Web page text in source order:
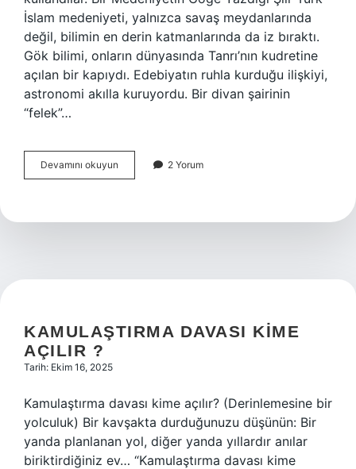
İslam medeniyeti, yalnızca savaş meydanlarında
değil, bilimin en derin katmanlarında da iz bıraktı.
Gök bilimi, onların dünyasında Tanrı’nın kudretine
açılan bir kapıydı. Edebiyatın ruhla kurduğu ilişkiyi,
astronomi akılla kuruyordu. Bir divan şairinin
“felek”…
Devamını okuyun
islam
kimlerdir
2 Yorum
KAMULAŞTIRMA DAVASI KIME
AÇILIR ?
Tarih: Ekim 16, 2025
Kamulaştırma davası kime açılır? (Derinlemesine bir
yolculuk) Bir kavşakta durduğunuzu düşünün: Bir
yanda planlanan yol, diğer yanda yıllardır anılar
biriktirdiğiniz ev… “Kamulaştırma davası kime